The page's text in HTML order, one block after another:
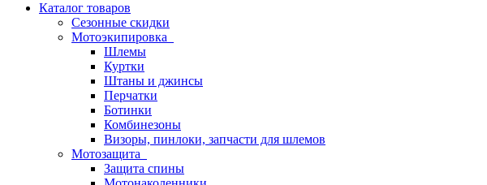
Каталог товаров
Сезонные скидки
Мотоэкипировка
Шлемы
Куртки
Штаны и джинсы
Перчатки
Ботинки
Комбинезоны
Визоры, пинлоки, запчасти для шлемов
Мотозащита
Защита спины